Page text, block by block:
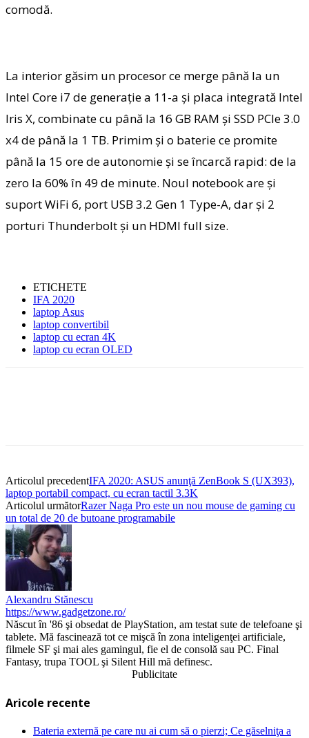
comodă.
La interior găsim un procesor ce merge până la un
Intel Core i7 de generaţie a 11-a şi placa integrată Intel
Iris X, combinate cu până la 16 GB RAM şi SSD PCIe 3.0
x4 de până la 1 TB. Primim şi o baterie ce promite
până la 15 ore de autonomie şi se încarcă rapid: de la
zero la 60% în 49 de minute. Noul notebook are şi
suport WiFi 6, port USB 3.2 Gen 1 Type-A, dar şi 2
porturi Thunderbolt şi un HDMI full size.
ETICHETE
IFA 2020
laptop Asus
laptop convertibil
laptop cu ecran 4K
laptop cu ecran OLED
Articolul precedentIFA 2020: ASUS anunţă ZenBook S (UX393),
laptop portabil compact, cu ecran tactil 3.3K
Articolul următorRazer Naga Pro este un nou mouse de gaming cu
un total de 20 de butoane programabile
Alexandru Stănescu
https://www.gadgetzone.ro/
Născut în '86 şi obsedat de PlayStation, am testat sute de telefoane şi
tablete. Mă fascinează tot ce mişcă în zona inteligenţei artificiale,
filmele SF şi mai ales gamingul, fie el de consolă sau PC. Final
Fantasy, trupa TOOL şi Silent Hill mă definesc.
Publicitate
Aricole recente
Bateria externă pe care nu ai cum să o pierzi; Ce găselniţa a